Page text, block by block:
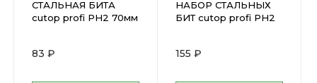
СТАЛЬНАЯ БИТА
cutop profi РН2 70мм
83 ₽
НАБОР СТАЛЬНЫХ
БИТ cutop profi РН2
155 ₽